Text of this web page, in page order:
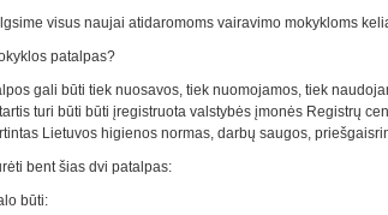
visus naujai atidaromoms vairavimo mokykloms
patalpas?
gali būti tiek nuosavos, tiek nuomojamos, tiek
turi būti būti įregistruota valstybės įmonės Registrų
Lietuvos higienos normas, darbų saugos,
bent šias dvi patalpas:
būti: